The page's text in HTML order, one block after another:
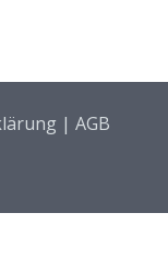
| AGB